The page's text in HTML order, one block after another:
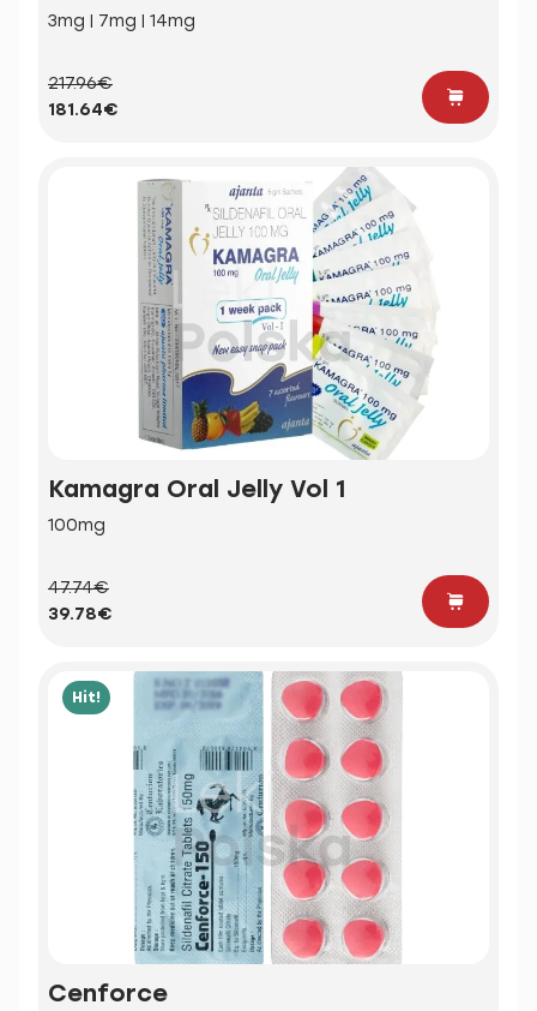
3mg | 7mg | 14mg
217.96€
181.64€
Kamagra Oral Jelly Vol 1
100mg
47.74€
39.78€
Hit!
Cenforce